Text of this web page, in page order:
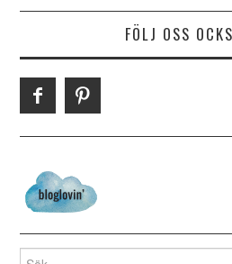
FÖLJ OSS
Search for: